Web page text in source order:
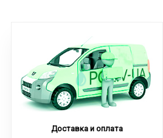
Доставка и оплата